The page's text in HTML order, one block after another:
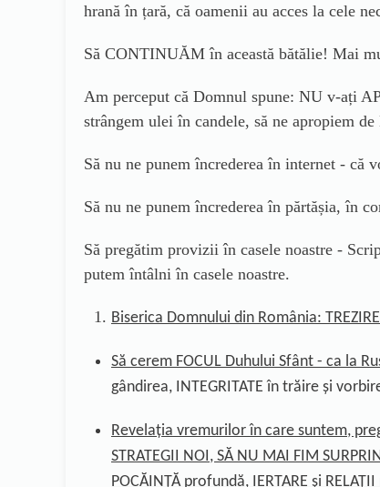
hrană în țară, că oamenii au acces la cele
Să CONTINUĂM în această bătălie! Mai
Am perceput că Domnul spune: NU v-ați
strângem ulei în candele, să ne apropiem
Să nu ne punem încrederea în internet -
Să nu ne punem încrederea în părtășia, în
Să pregătim provizii în casele noastre -
putem întâlni în casele noastre.
Biserica Domnului din România: TREZIRE
Să cerem FOCUL Duhului Sfânt - ca la
gândirea, INTEGRITATE în trăire și
Revelația vremurilor în care suntem,
STRATEGII NOI, SĂ NU MAI FIM
POCĂINȚĂ profundă, IERTARE și